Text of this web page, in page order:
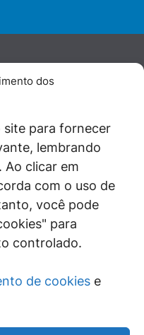
dos
site para fornecer
lembrando
Ao clicar em
com o uso de
você pode
para
controlado.
de cookies e
autores e
se posicionam
do cotidiano e